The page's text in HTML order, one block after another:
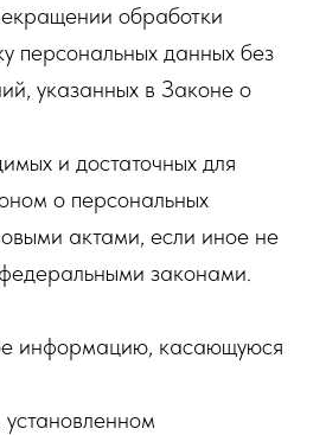
обработки
персональных данных без
указанных в Законе о
и достаточных для
о персональных
актами, если иное не
законами.
информацию, касающуюся